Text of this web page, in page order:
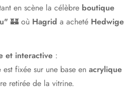
en scène la célèbre boutique
🏰 où Hagrid a acheté Hedwige
et interactive :
est fixée sur une base en acrylique
retirée de la vitrine.